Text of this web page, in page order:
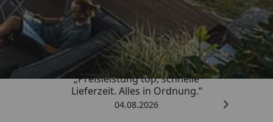
Trusted Shops
4,85/ 5
„Preisleistung top, schnelle
Lieferzeit. Alles in Ordnung.“
04.08.2026